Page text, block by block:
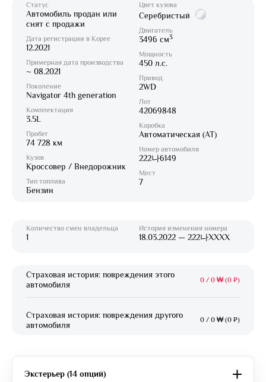
Статус
Автомобиль продан или
снят с продажи
Дата регистрации в Корее
12.2021
Примерная дата производства
~ 08.2021
Поколение
Navigator 4th generation
Комплектация
3.5L
Пробег
74 728 км
Кузов
Кроссовер / Внедорожник
Тип топлива
Бензин
Цвет кузова
Серебристый
Двигатель
3496 см3
Мощность
450 л.с.
Привод
2WD
Лот
42069848
Коробка
Автоматическая (AT)
Номер автомобиля
222나6149
Мест
7
Количество смен владельца
1
История изменения номера
18.03.2022 — 222나XXXX
Страховая история: повреждения этого
автомобиля
0 / 0 ₩ (0 ₽)
Страховая история: повреждения другого
автомобиля
0 / 0 ₩ (0 ₽)
Экстерьер (14 опций)